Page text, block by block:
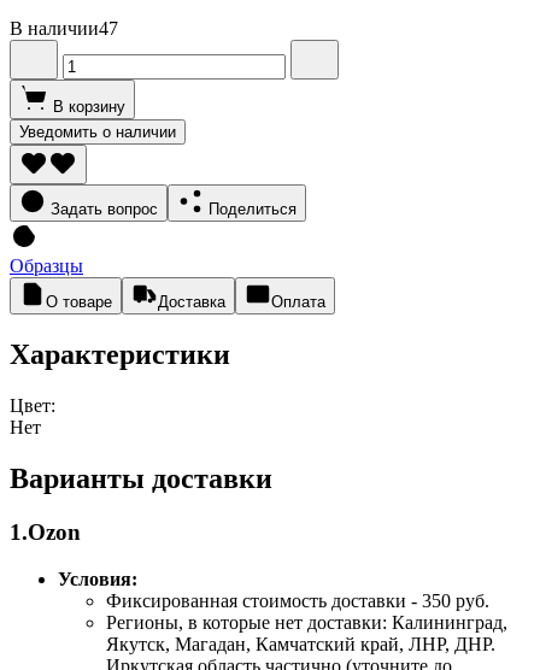
В наличии47
В корзину
Уведомить о наличии
Задать вопрос Поделиться
Образцы
О товаре Доставка Оплата
Характеристики
Цвет:
Нет
Варианты доставки
1.Ozon
Условия:
Фиксированная стоимость доставки - 350 руб.
Регионы, в которые нет доставки: Калининград,
Якутск, Магадан, Камчатский край, ЛНР, ДНР.
Иркутская область частично (уточните до